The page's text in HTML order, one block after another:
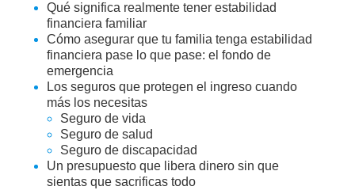
Qué significa realmente tener estabilidad
financiera familiar
Cómo asegurar que tu familia tenga estabilidad
financiera pase lo que pase: el fondo de
emergencia
Los seguros que protegen el ingreso cuando
más los necesitas
Seguro de vida
Seguro de salud
Seguro de discapacidad
Un presupuesto que libera dinero sin que
sientas que sacrificas todo